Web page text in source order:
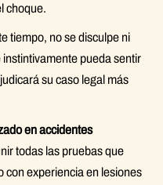
choque.
tiempo, no se disculpe ni
pueda sentir
su caso legal más
en accidentes
todas las pruebas que
con experiencia en lesiones